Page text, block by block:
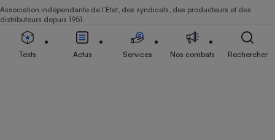
Association indépendante de l’État, des syndicats, des producteurs et des
distributeurs depuis 1951.
Tests Actus Services Nos combats Rechercher